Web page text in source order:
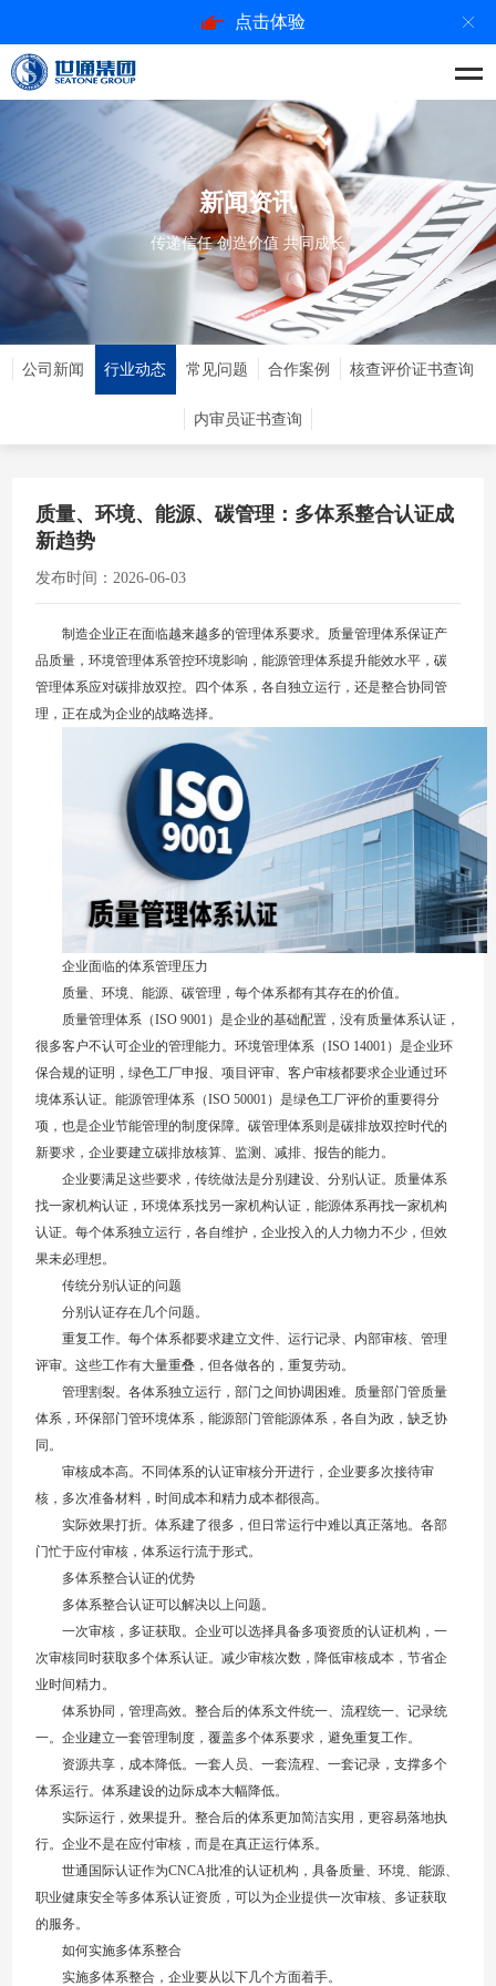
点击体验
新闻资讯
传递信任 创造价值 共同成长
公司新闻 行业动态 常见问题 合作案例 核查评价证书查询
内审员证书查询
质量、环境、能源、碳管理：多体系整合认证成
新趋势
发布时间：2026-06-03
制造企业正在面临越来越多的管理体系要求。质量管理体系保证产
品质量，环境管理体系管控环境影响，能源管理体系提升能效水平，碳
管理体系应对碳排放双控。四个体系，各自独立运行，还是整合协同管
理，正在成为企业的战略选择。
企业面临的体系管理压力
质量、环境、能源、碳管理，每个体系都有其存在的价值。
质量管理体系（ISO 9001）是企业的基础配置，没有质量体系认证，
很多客户不认可企业的管理能力。环境管理体系（ISO 14001）是企业环
保合规的证明，绿色工厂申报、项目评审、客户审核都要求企业通过环
境体系认证。能源管理体系（ISO 50001）是绿色工厂评价的重要得分
项，也是企业节能管理的制度保障。碳管理体系则是碳排放双控时代的
新要求，企业要建立碳排放核算、监测、减排、报告的能力。
企业要满足这些要求，传统做法是分别建设、分别认证。质量体系
找一家机构认证，环境体系找另一家机构认证，能源体系再找一家机构
认证。每个体系独立运行，各自维护，企业投入的人力物力不少，但效
果未必理想。
传统分别认证的问题
分别认证存在几个问题。
重复工作。每个体系都要求建立文件、运行记录、内部审核、管理
评审。这些工作有大量重叠，但各做各的，重复劳动。
管理割裂。各体系独立运行，部门之间协调困难。质量部门管质量
体系，环保部门管环境体系，能源部门管能源体系，各自为政，缺乏协
同。
审核成本高。不同体系的认证审核分开进行，企业要多次接待审
核，多次准备材料，时间成本和精力成本都很高。
实际效果打折。体系建了很多，但日常运行中难以真正落地。各部
门忙于应付审核，体系运行流于形式。
多体系整合认证的优势
多体系整合认证可以解决以上问题。
一次审核，多证获取。企业可以选择具备多项资质的认证机构，一
次审核同时获取多个体系认证。减少审核次数，降低审核成本，节省企
业时间精力。
体系协同，管理高效。整合后的体系文件统一、流程统一、记录统
一。企业建立一套管理制度，覆盖多个体系要求，避免重复工作。
资源共享，成本降低。一套人员、一套流程、一套记录，支撑多个
体系运行。体系建设的边际成本大幅降低。
实际运行，效果提升。整合后的体系更加简洁实用，更容易落地执
行。企业不是在应付审核，而是在真正运行体系。
世通国际认证作为CNCA批准的认证机构，具备质量、环境、能源、
职业健康安全等多体系认证资质，可以为企业提供一次审核、多证获取
的服务。
如何实施多体系整合
实施多体系整合，企业要从以下几个方面着手。